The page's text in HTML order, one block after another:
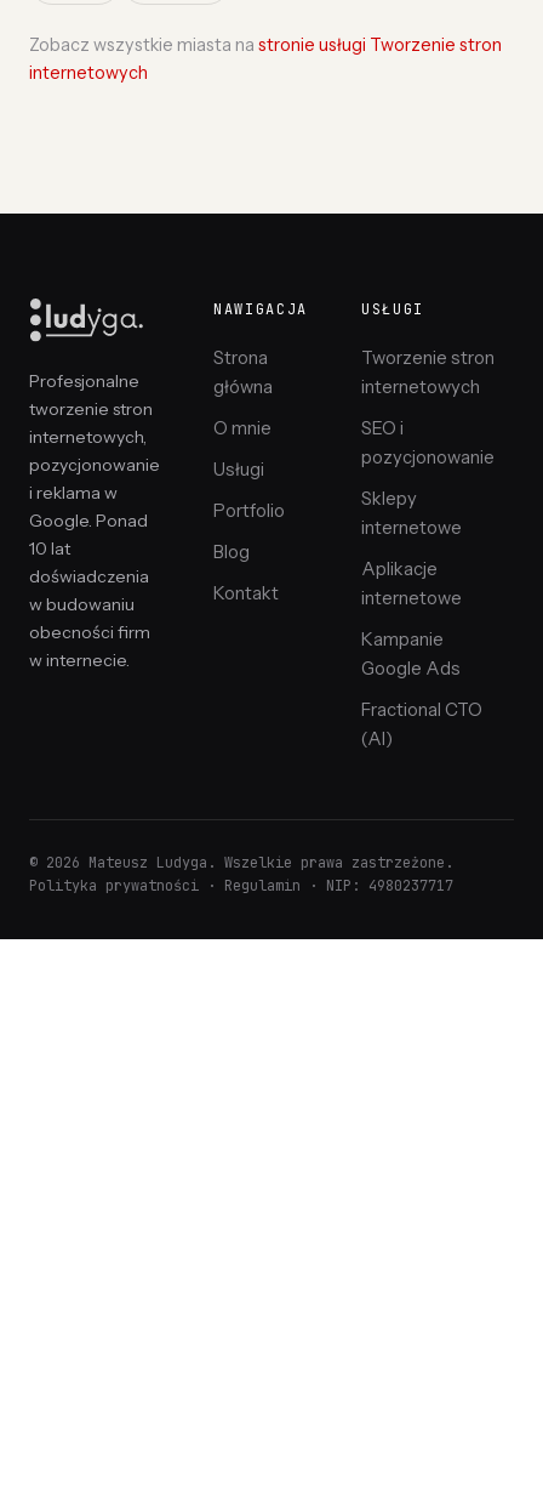
Zobacz wszystkie miasta na stronie usługi Tworzenie stron
internetowych
Profesjonalne
tworzenie stron
internetowych,
pozycjonowanie
i reklama w
Google. Ponad
10 lat
doświadczenia
w budowaniu
obecności firm
w internecie.
NAWIGACJA
Strona
główna
O mnie
Usługi
Portfolio
Blog
Kontakt
USŁUGI
Tworzenie stron
internetowych
SEO i
pozycjonowanie
Sklepy
internetowe
Aplikacje
internetowe
Kampanie
Google Ads
Fractional CTO
(AI)
© 2026 Mateusz Ludyga. Wszelkie prawa zastrzeżone.
Polityka prywatności · Regulamin · NIP: 4980237717